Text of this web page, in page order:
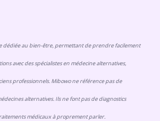
dédiée au bien-être, permettant de prendre facilement
avec des spécialistes en médecine alternatives,
professionnels. Mibowo ne référence pas de
alternatives. Ils ne font pas de diagnostics
médicaux à proprement parler.